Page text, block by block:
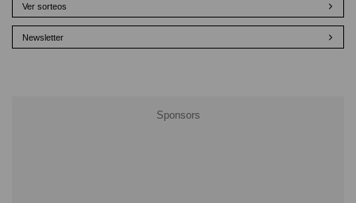
Ver sorteos
Newsletter